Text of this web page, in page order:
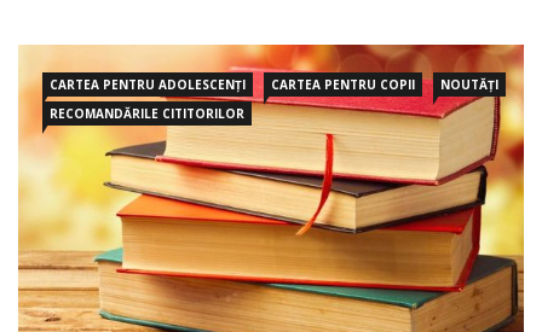
CARTEA PENTRU ADOLESCENȚI CARTEA PENTRU COPII
NOUTĂȚI
RECOMANDĂRILE CITITORILOR